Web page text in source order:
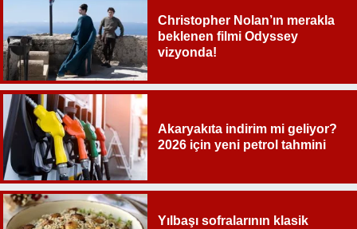
Christopher Nolan’ın merakla
beklenen filmi Odyssey
vizyonda!
Akaryakıta indirim mi geliyor?
2026 için yeni petrol tahmini
Yılbaşı sofralarının klasik